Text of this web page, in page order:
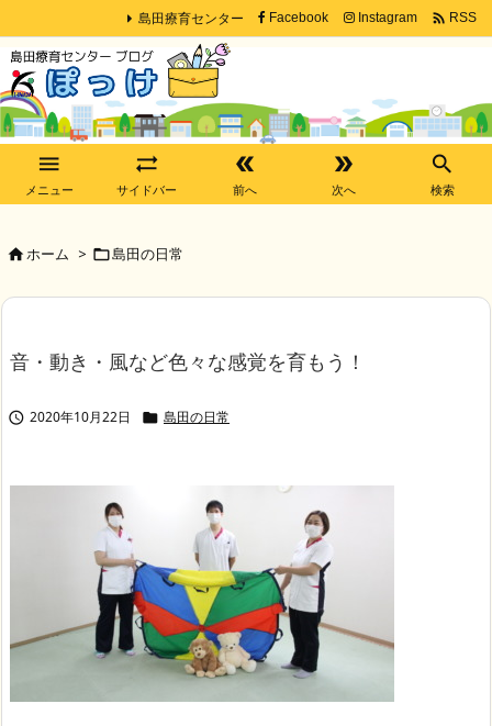

メニュー

サイドバー

前へ

次へ

検索
島田療育センター Facebook Instagram  RSS
ホーム > 島田の日常
音・動き・風など色々な感覚を育もう！
 2020年10月22日  島田の日常